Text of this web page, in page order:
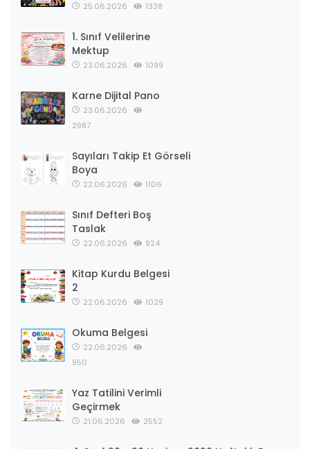
25.06.2026 1338
1. Sınıf Velilerine
Mektup
23.06.2026 1099
Karne Dijital Pano
23.06.2026
2987
Sayıları Takip Et Görseli
Boya
22.06.2026 1106
Sınıf Defteri Boş
Taslak
22.06.2026 924
Kitap Kurdu Belgesi
2
22.06.2026 1029
Okuma Belgesi
22.06.2026
950
Yaz Tatilini Verimli
Geçirmek
21.06.2026 2552